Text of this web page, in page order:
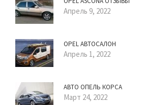
Апрель 9, 2022
OPEL АВТОСАЛОН
Апрель 1, 2022
АВТО ОПЕЛЬ КОРСА
Март 24, 2022